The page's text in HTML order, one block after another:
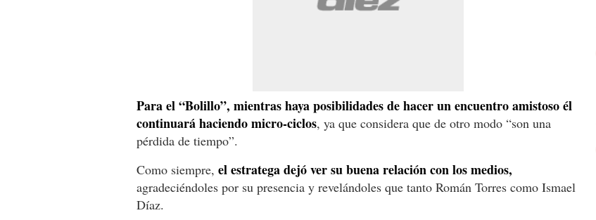
Para el “Bolillo”, mientras haya posibilidades de hacer un encuentro amistoso él
continuará haciendo micro-ciclos, ya que considera que de otro modo “son una
pérdida de tiempo”.
Como siempre, el estratega dejó ver su buena relación con los medios,
agradeciéndoles por su presencia y revelándoles que tanto Román Torres como Ismael
Díaz.